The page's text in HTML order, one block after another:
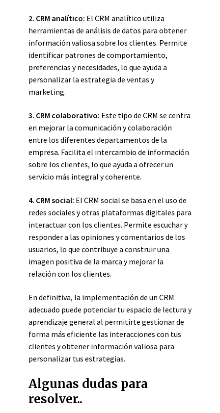
2. CRM analítico: El CRM analítico utiliza
herramientas de análisis de datos para obtener
información valiosa sobre los clientes. Permite
identificar patrones de comportamiento,
preferencias y necesidades, lo que ayuda a
personalizar la estrategia de ventas y
marketing.
3. CRM colaborativo: Este tipo de CRM se centra
en mejorar la comunicación y colaboración
entre los diferentes departamentos de la
empresa. Facilita el intercambio de información
sobre los clientes, lo que ayuda a ofrecer un
servicio más integral y coherente.
4. CRM social: El CRM social se basa en el uso de
redes sociales y otras plataformas digitales para
interactuar con los clientes. Permite escuchar y
responder a las opiniones y comentarios de los
usuarios, lo que contribuye a construir una
imagen positiva de la marca y mejorar la
relación con los clientes.
En definitiva, la implementación de un CRM
adecuado puede potenciar tu espacio de lectura y
aprendizaje general al permitirte gestionar de
forma más eficiente las interacciones con tus
clientes y obtener información valiosa para
personalizar tus estrategias.
Algunas dudas para
resolver..